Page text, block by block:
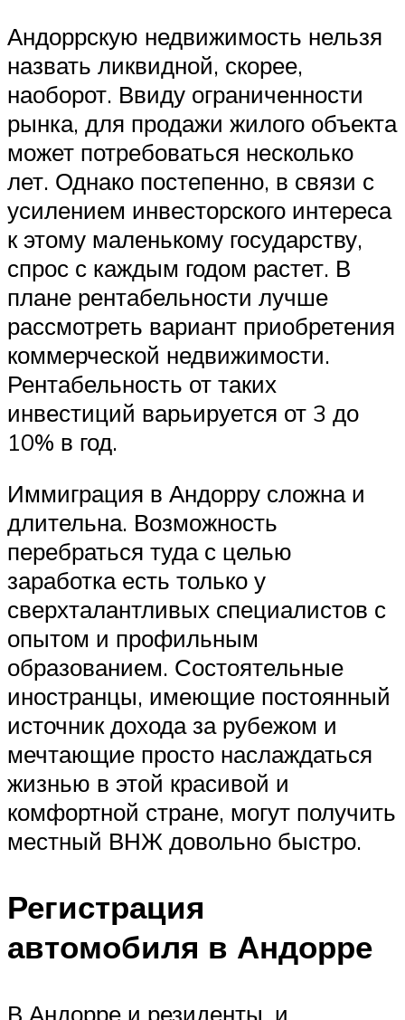
Андоррскую недвижимость нельзя
назвать ликвидной, скорее,
наоборот. Ввиду ограниченности
рынка, для продажи жилого объекта
может потребоваться несколько
лет. Однако постепенно, в связи с
усилением инвесторского интереса
к этому маленькому государству,
спрос с каждым годом растет. В
плане рентабельности лучше
рассмотреть вариант приобретения
коммерческой недвижимости.
Рентабельность от таких
инвестиций варьируется от 3 до
10% в год.
Иммиграция в Андорру сложна и
длительна. Возможность
перебраться туда с целью
заработка есть только у
сверхталантливых специалистов с
опытом и профильным
образованием. Состоятельные
иностранцы, имеющие постоянный
источник дохода за рубежом и
мечтающие просто наслаждаться
жизнью в этой красивой и
комфортной стране, могут получить
местный ВНЖ довольно быстро.
Регистрация
автомобиля в Андорре
В Андорре и резиденты, и